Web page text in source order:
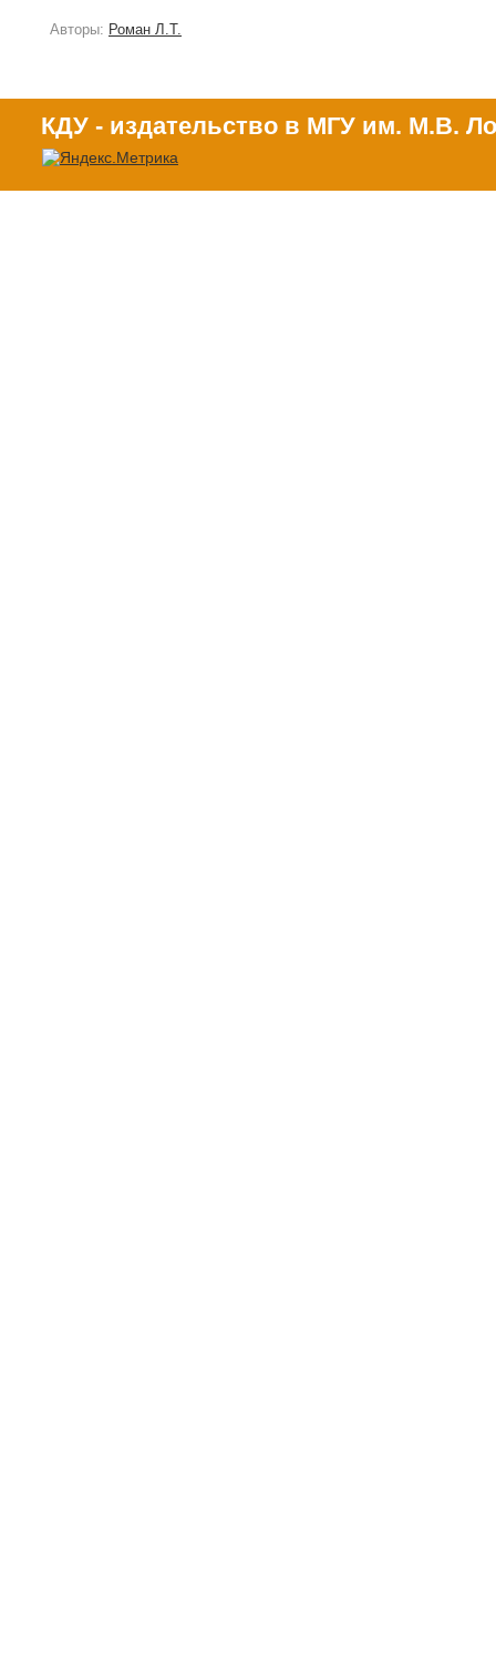
Авторы: Роман Л.Т.
КДУ - издательство в МГУ им. М.В.